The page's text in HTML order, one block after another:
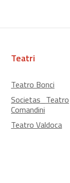
Teatri
Teatro Bonci
Societas_Teatro
Comandini
Teatro Valdoca